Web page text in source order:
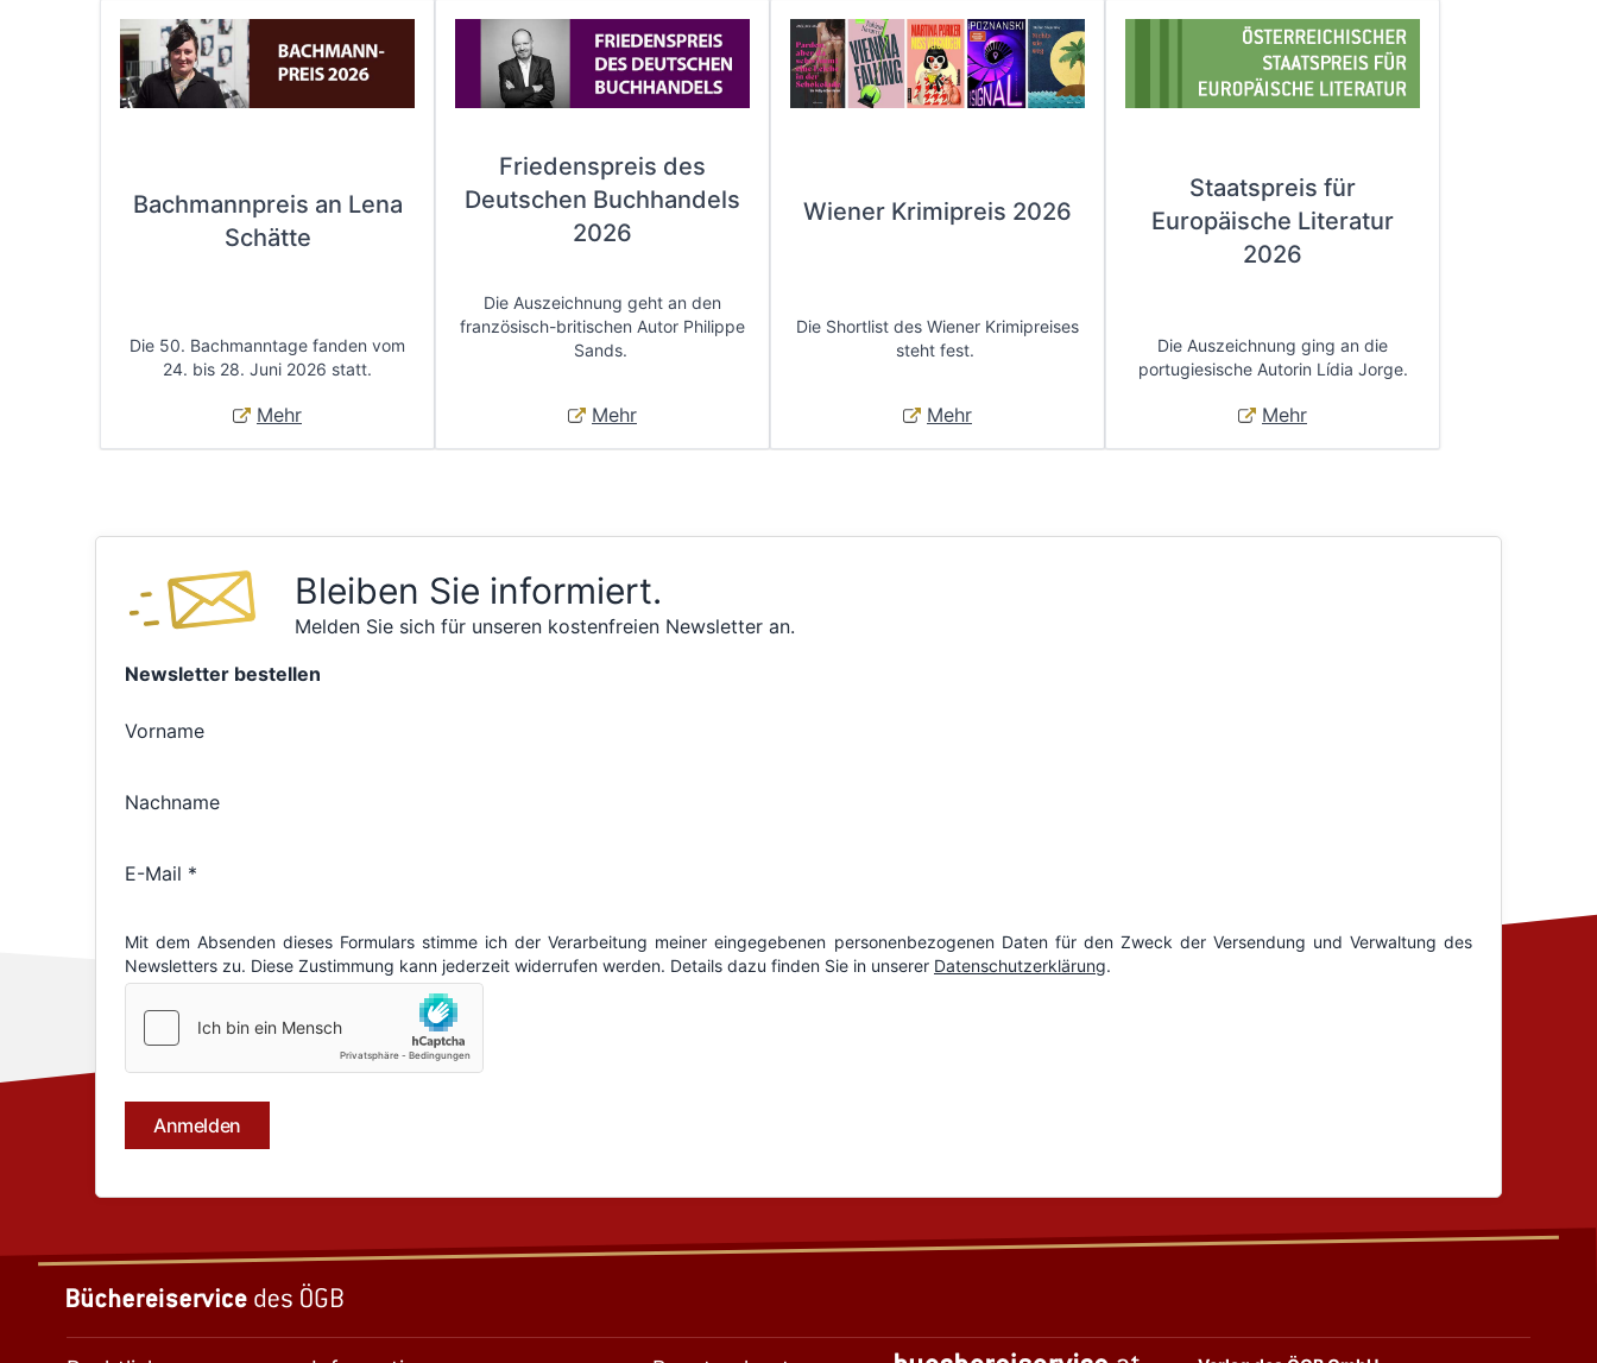
Bachmannpreis an Lena
Schätte
Die 50. Bachmanntage fanden vom
24. bis 28. Juni 2026 statt.
Mehr
Friedenspreis des
Deutschen Buchhandels
2026
Die Auszeichnung geht an den
französisch-britischen Autor Philippe
Sands.
Mehr
Wiener Krimipreis 2026
Die Shortlist des Wiener Krimipreises
steht fest.
Mehr
Staatspreis für
Europäische Literatur
2026
Die Auszeichnung ging an die
portugiesische Autorin Lídia Jorge.
Mehr
Bleiben Sie informiert.
Melden Sie sich für unseren kostenfreien Newsletter an.